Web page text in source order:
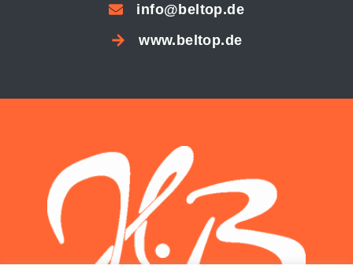
info@beltop.de
www.beltop.de